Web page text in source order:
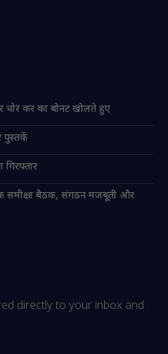
कर का बोनट खोलते हुए
पुस्तकें
गिरफ्तार
समीक्षा बैठक, संगठन मजबूती और
directly to your inbox and